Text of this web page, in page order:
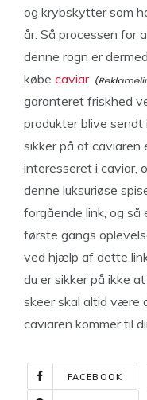
og krybskytter som
år. Så processen for
denne rogn er
købe caviar
garanteret friskhed
produkter blive sendt
sikker på at caviaren
interesseret i caviar,
denne luksuriøse
forgående link, og så
første gangs
ved hjælp af dette
du er sikker på ikke
skeer skal altid være
caviaren kommer til
FACEBOOK